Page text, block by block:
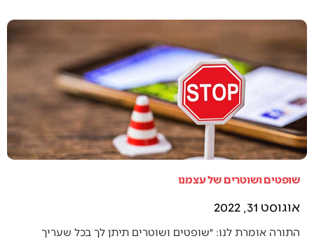
שופטים ושוטרים של עצמנו
אוגוסט 31, 2022
התורה אומרת לנו: ״שופטים ושוטרים תיתן לך בכל שעריך